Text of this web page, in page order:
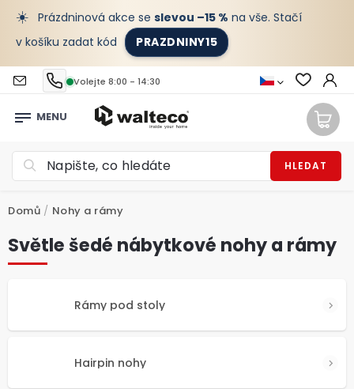
☀️ Prázdninová akce se slevou –15 % na vše. Stačí
v košíku zadat kód
PRAZDNINY15
Volejte 8:00 - 14:30
HLEDAT
Domů / Nohy a rámy
Světle šedé nábytkové nohy a rámy
Rámy pod stoly
Hairpin nohy